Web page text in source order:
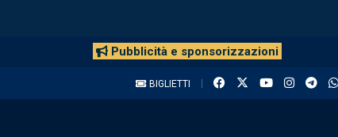
Pubblicità e sponsorizzazioni
BIGLIETTI